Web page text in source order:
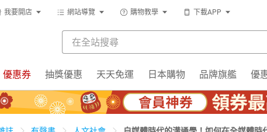
我要開店 網站導覽 購物教學 下載APP
優惠券 抽獎優惠 天天免運 日本購物 品牌旗艦 優